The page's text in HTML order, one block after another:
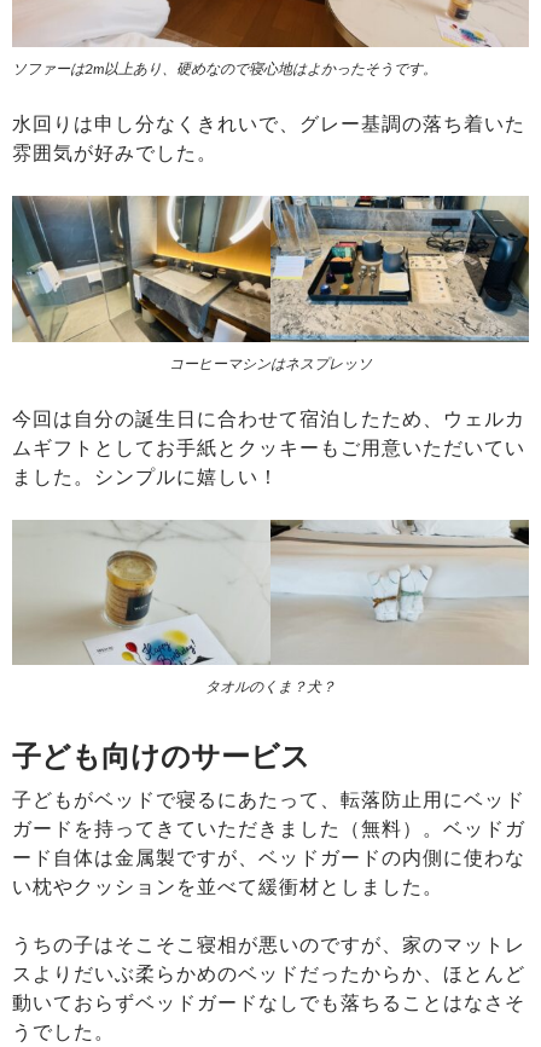
ソファーは2m以上あり、硬めなので寝心地はよかったそうです。
水回りは申し分なくきれいで、グレー基調の落ち着いた
雰囲気が好みでした。
コーヒーマシンはネスプレッソ
今回は自分の誕生日に合わせて宿泊したため、ウェルカ
ムギフトとしてお手紙とクッキーもご用意いただいてい
ました。シンプルに嬉しい！
タオルのくま？犬？
子ども向けのサービス
子どもがベッドで寝るにあたって、転落防止用にベッド
ガードを持ってきていただきました（無料）。ベッドガ
ード自体は金属製ですが、ベッドガードの内側に使わな
い枕やクッションを並べて緩衝材としました。
うちの子はそこそこ寝相が悪いのですが、家のマットレ
スよりだいぶ柔らかめのベッドだったからか、ほとんど
動いておらずベッドガードなしでも落ちることはなさそ
うでした。